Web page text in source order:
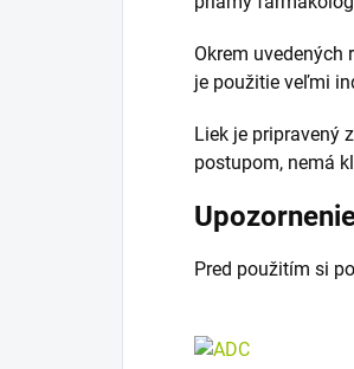
Okrem
je použitie veľmi
Liek je pripravený
postupom, nemá
Pred použitím si